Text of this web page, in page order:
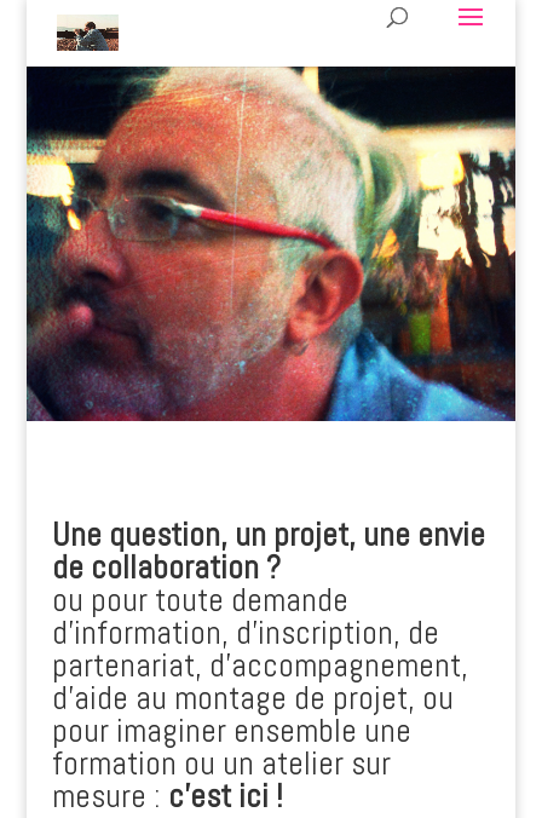
Une question, un projet, une envie
de collaboration ?
ou pour toute demande
d’information, d’inscription, de
partenariat, d’accompagnement,
d’aide au montage de projet, ou
pour imaginer ensemble une
formation ou un atelier sur
mesure : c’est ici !